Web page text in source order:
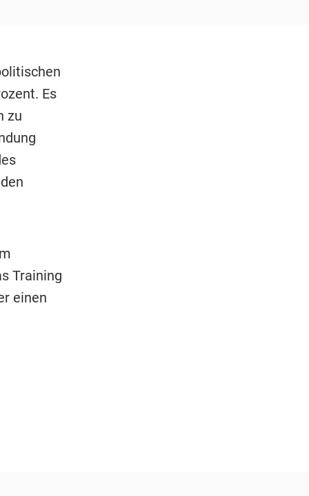
Es
zu
Training
einen